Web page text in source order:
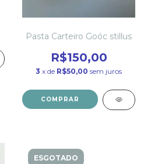
Pasta Carteiro Goóc stillus
R$150,00
3 x de R$50,00 sem juros
COMPRAR
ESGOTADO